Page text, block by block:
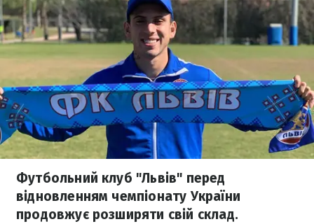
Футбольний клуб "Львів" перед
відновленням чемпіонату України
продовжує розширяти свій склад.